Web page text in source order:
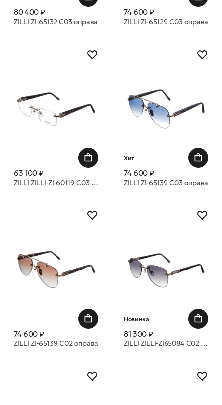
80 400 ₽
ZILLI ZI-65132 C03 оправа
74 600 ₽
ZILLI ZI-65129 C03 оправа
63 100 ₽
ZILLI ZILLI-ZI-60119 C03 оправа
Хит
74 600 ₽
ZILLI ZI-65139 C03 оправа
74 600 ₽
ZILLI ZI-65139 C02 оправа
Новинка
81 300 ₽
ZILLI ZILLI-ZI65084 C02 оправа